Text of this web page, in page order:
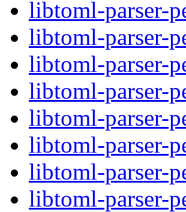
libtoml-parser-
libtoml-parser-
libtoml-parser-
libtoml-parser-
libtoml-parser-
libtoml-parser-
libtoml-parser-
libtoml-parser-